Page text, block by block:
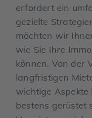
erfordert ein
gezielte
möchten wir
wie Sie Ihre
können. Von der
langfristigen
wichtige Aspekte
bestens gerüstet